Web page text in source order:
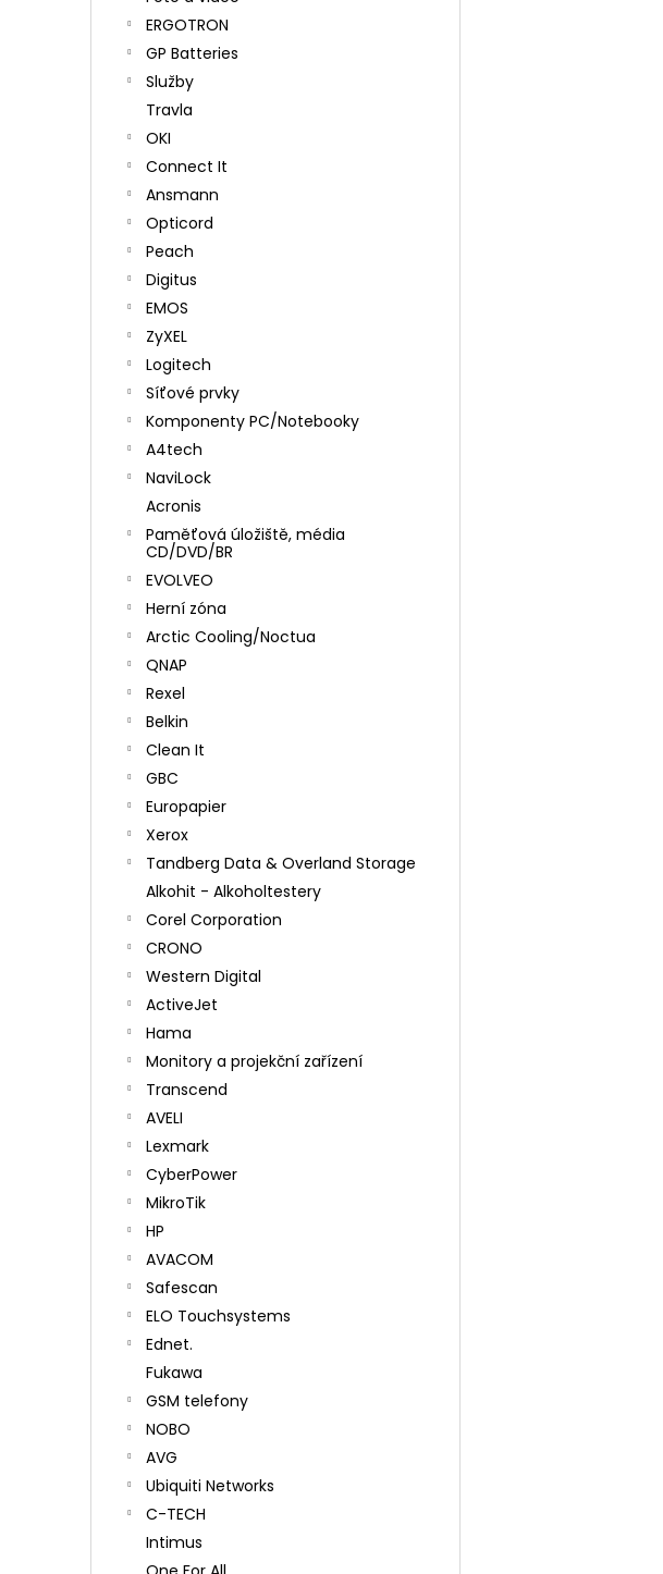
ERGOTRON
GP Batteries
Služby
Travla
OKI
Connect It
Ansmann
Opticord
Peach
Digitus
EMOS
ZyXEL
Logitech
Síťové prvky
Komponenty PC/Notebooky
A4tech
NaviLock
Acronis
Paměťová úložiště, média
CD/DVD/BR
EVOLVEO
Herní zóna
Arctic Cooling/Noctua
QNAP
Rexel
Belkin
Clean It
GBC
Europapier
Xerox
Tandberg Data & Overland Storage
Alkohit - Alkoholtestery
Corel Corporation
CRONO
Western Digital
ActiveJet
Hama
Monitory a projekční zařízení
Transcend
AVELI
Lexmark
CyberPower
MikroTik
HP
AVACOM
Safescan
ELO Touchsystems
Ednet.
Fukawa
GSM telefony
NOBO
AVG
Ubiquiti Networks
C-TECH
Intimus